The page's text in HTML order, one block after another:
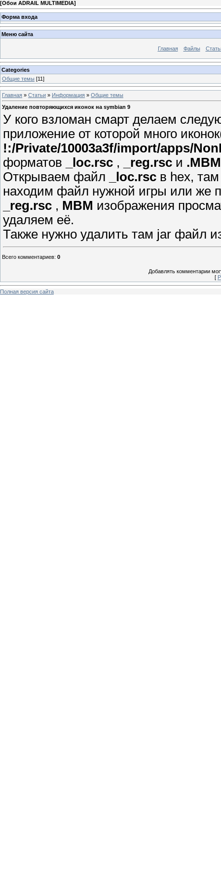
[Обои ADRAIL MULTIMEDIA]
Форма входа
Меню сайта
Главная Файлы
Categories
Общие темы [11]
Главная » Статьи » Информация » Общие темы
Удаление повторяющихся иконок на symbian 9
У кого взломан смарт делаем
приложение от которой много
!:/Private/10003a3f/import/apps/
форматов
_loc.rsc , _reg.rsc и .MBM
Открываем файл
_loc.rsc в hex,
находим файл нужной игры или же
_reg.rsc , MBM изображения
удаляем её.
Также нужно удалить там jar файл
Всего комментариев: 0
Добавлять комментарии
[
Полная версия сайта